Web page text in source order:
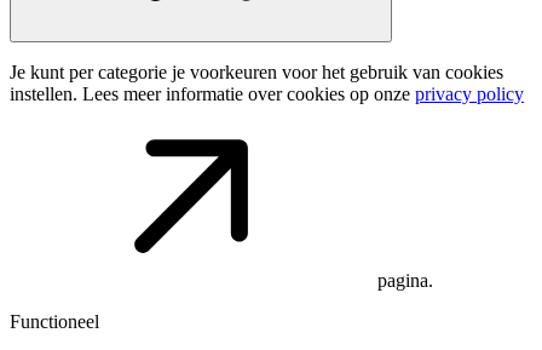
Je kunt per categorie je voorkeuren voor het gebruik van cookies
instellen. Lees meer informatie over cookies op onze privacy policy
pagina.
Functioneel